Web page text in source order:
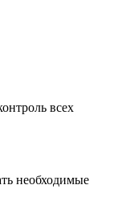
всех
необходимые